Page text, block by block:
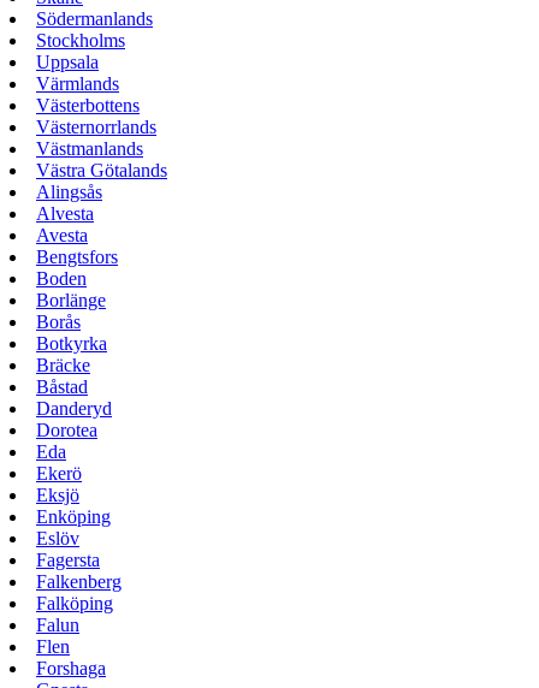
Södermanlands
Stockholms
Uppsala
Värmlands
Västerbottens
Västernorrlands
Västmanlands
Västra Götalands
Alingsås
Alvesta
Avesta
Bengtsfors
Boden
Borlänge
Borås
Botkyrka
Bräcke
Båstad
Danderyd
Dorotea
Eda
Ekerö
Eksjö
Enköping
Eslöv
Fagersta
Falkenberg
Falköping
Falun
Flen
Forshaga